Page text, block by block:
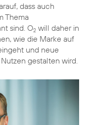
dass auch
Thema
sind. O2 will daher in
wie die Marke auf
und neue
gestalten wird.